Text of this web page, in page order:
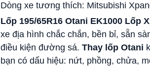
Dòng xe tương thích: Mitsubishi
Lốp 195/65R16 Otani EK1000 Lốp
xe địa hình chắc chắn, bền bỉ, sẵn
điều kiện đường sá. Thay lốp Otani
bạn có dấu hiệu: nứt, phồng, chửa,